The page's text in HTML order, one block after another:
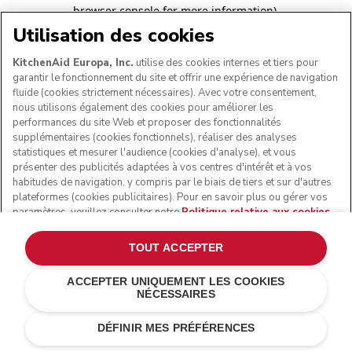
browser console for more information).
Utilisation des cookies
KitchenAid Europa, Inc. utilise des cookies internes et tiers pour
garantir le fonctionnement du site et offrir une expérience de navigation
fluide (cookies strictement nécessaires). Avec votre consentement,
nous utilisons également des cookies pour améliorer les
performances du site Web et proposer des fonctionnalités
supplémentaires (cookies fonctionnels), réaliser des analyses
statistiques et mesurer l'audience (cookies d'analyse), et vous
présenter des publicités adaptées à vos centres d'intérêt et à vos
habitudes de navigation, y compris par le biais de tiers et sur d'autres
plateformes (cookies publicitaires). Pour en savoir plus ou gérer vos
paramètres, veuillez consulter notre Politique relative aux cookies
collectées via les cookies, veuillez consulter notre
confidentialité
DÉFINIR MES PRÉFÉRENCES
ACCEPTER UNIQUEMENT LES COOKIES
NÉCESSAIRES
TOUT ACCEPTER